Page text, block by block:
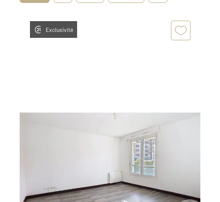
Exclusivité
Appartement Studio à vendre
66 000 €